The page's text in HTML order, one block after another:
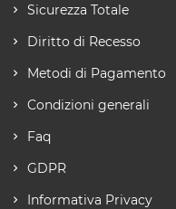
Sicurezza Totale
Diritto di Recesso
Metodi di Pagamento
Condizioni generali
Faq
GDPR
Informativa Privacy